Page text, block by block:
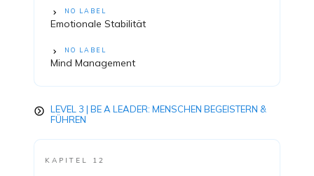
NO LABEL
Emotionale Stabilität
NO LABEL
Mind Management
LEVEL 3 | BE A LEADER: MENSCHEN BEGEISTERN &
FÜHREN
KAPITEL 12